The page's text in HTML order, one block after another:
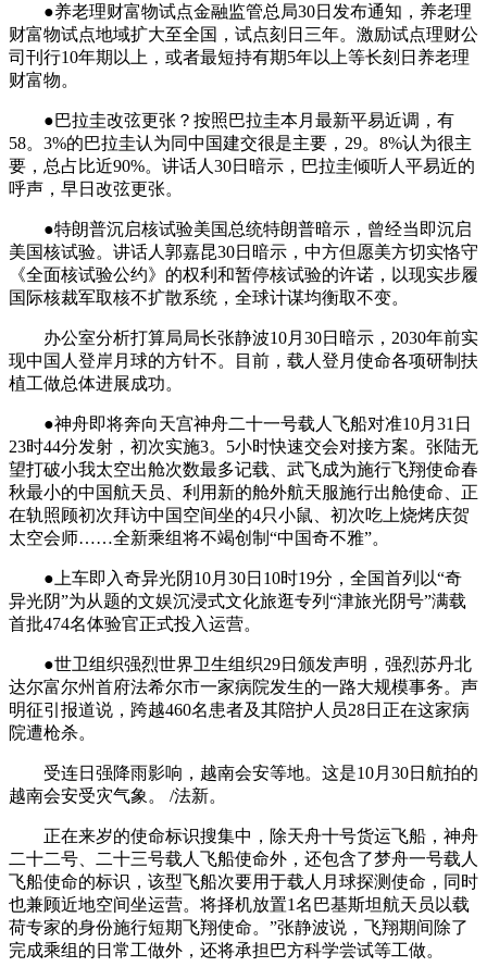
●养老理财富物试点金融监管总局30日发布通知，养老理
财富物试点地域扩大至全国，试点刻日三年。激励试点理财公
司刊行10年期以上，或者最短持有期5年以上等长刻日养老理
财富物。
●巴拉圭改弦更张？按照巴拉圭本月最新平易近调，有
58。3%的巴拉圭认为同中国建交很是主要，29。8%认为很主
要，总占比近90%。讲话人30日暗示，巴拉圭倾听人平易近的
呼声，早日改弦更张。
●特朗普沉启核试验美国总统特朗普暗示，曾经当即沉启
美国核试验。讲话人郭嘉昆30日暗示，中方但愿美方切实恪守
《全面核试验公约》的权利和暂停核试验的许诺，以现实步履
国际核裁军取核不扩散系统，全球计谋均衡取不变。
办公室分析打算局局长张静波10月30日暗示，2030年前实
现中国人登岸月球的方针不。目前，载人登月使命各项研制扶
植工做总体进展成功。
●神舟即将奔向天宫神舟二十一号载人飞船对准10月31日
23时44分发射，初次实施3。5小时快速交会对接方案。张陆无
望打破小我太空出舱次数最多记载、武飞成为施行飞翔使命春
秋最小的中国航天员、利用新的舱外航天服施行出舱使命、正
在轨照顾初次拜访中国空间坐的4只小鼠、初次吃上烧烤庆贺
太空会师……全新乘组将不竭创制“中国奇不雅”。
●上车即入奇异光阴10月30日10时19分，全国首列以“奇
异光阴”为从题的文娱沉浸式文化旅逛专列“津旅光阴号”满载
首批474名体验官正式投入运营。
●世卫组织强烈世界卫生组织29日颁发声明，强烈苏丹北
达尔富尔州首府法希尔市一家病院发生的一路大规模事务。声
明征引报道说，跨越460名患者及其陪护人员28日正在这家病
院遭枪杀。
受连日强降雨影响，越南会安等地。这是10月30日航拍的
越南会安受灾气象。 /法新。
正在来岁的使命标识搜集中，除天舟十号货运飞船，神舟
二十二号、二十三号载人飞船使命外，还包含了梦舟一号载人
飞船使命的标识，该型飞船次要用于载人月球探测使命，同时
也兼顾近地空间坐运营。将择机放置1名巴基斯坦航天员以载
荷专家的身份施行短期飞翔使命。”张静波说，飞翔期间除了
完成乘组的日常工做外，还将承担巴方科学尝试等工做。